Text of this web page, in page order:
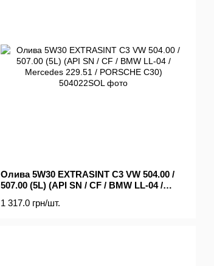
Олива 5W30 EXTRASINT C3 VW 504.00 /
507.00 (5L) (API SN / CF / BMW LL-04 /
1 317.0 грн/шт.